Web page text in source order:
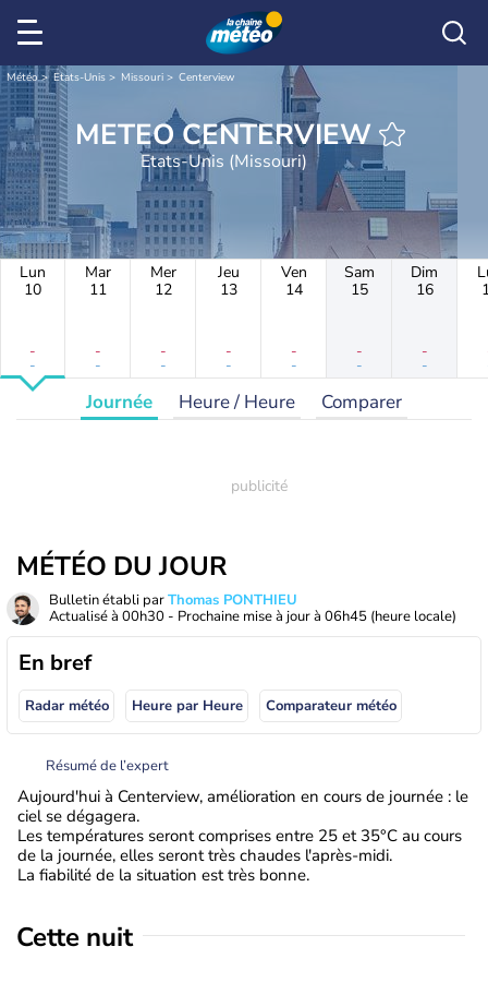
Météo Etats-Unis Missouri Centerview
METEO CENTERVIEW
Etats-Unis (Missouri)
Lun
10
-
-
Mar
11
-
-
Mer
12
-
-
Jeu
13
-
-
Ven
14
-
-
Sam
15
-
-
Dim
16
-
-
Journée Heure / Heure Comparer
MÉTÉO DU JOUR
Bulletin établi parThomas PONTHIEU
Actualisé à 00h30 - Prochaine mise à jour à 06h45 (heure locale)
En bref
Radar météo Heure par Heure Comparateur météo
Résumé de l’expert
Aujourd'hui à Centerview, amélioration en cours de journée : le
ciel se dégagera.
Les températures seront comprises entre 25 et 35°C au cours
de la journée, elles seront très chaudes l'après-midi.
La fiabilité de la situation est très bonne.
Cette nuit